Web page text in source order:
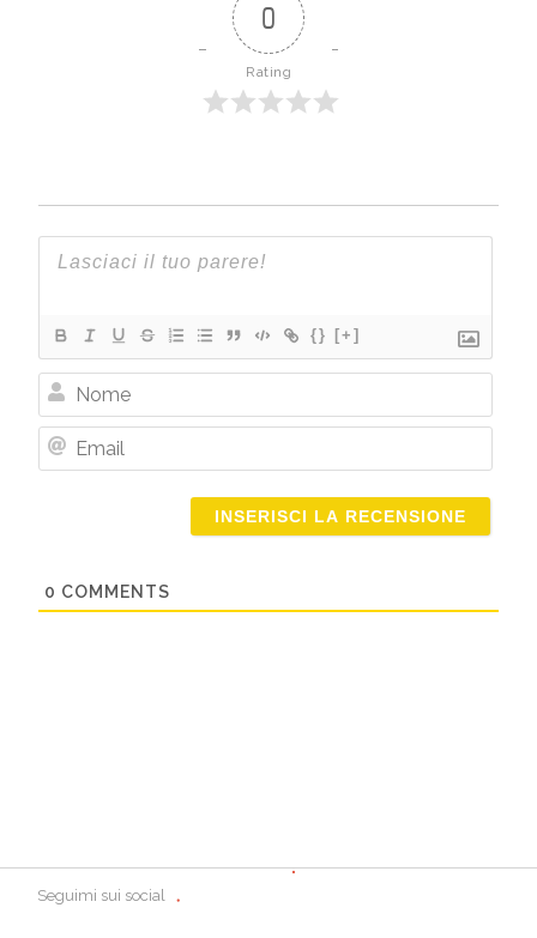
0
Rating
{} [+]
Nome
0 COMMENTS
Seguimi sui social